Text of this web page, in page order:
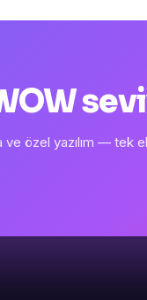
özel yazılım — tek